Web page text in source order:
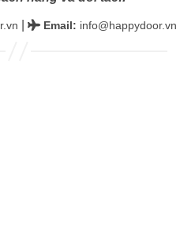
Email: info@happydoor.vn